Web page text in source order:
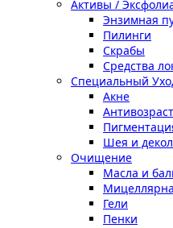
Активы /
Энзимная
Пилинги
Скрабы
Средства
Специальный
Акне
Шея и
Очищение
Масла и
Гели
Пенки